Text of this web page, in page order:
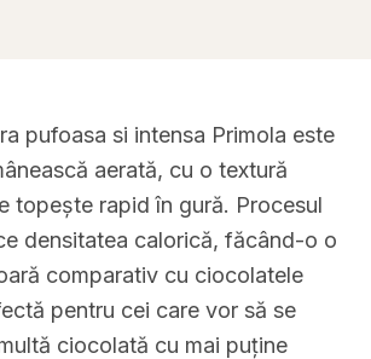
pufoasa si intensa Primola este
aerată, cu o textură
topește rapid în gură. Procesul
densitatea calorică, făcând-o o
comparativ cu ciocolatele
pentru cei care vor să se
ciocolată cu mai puține